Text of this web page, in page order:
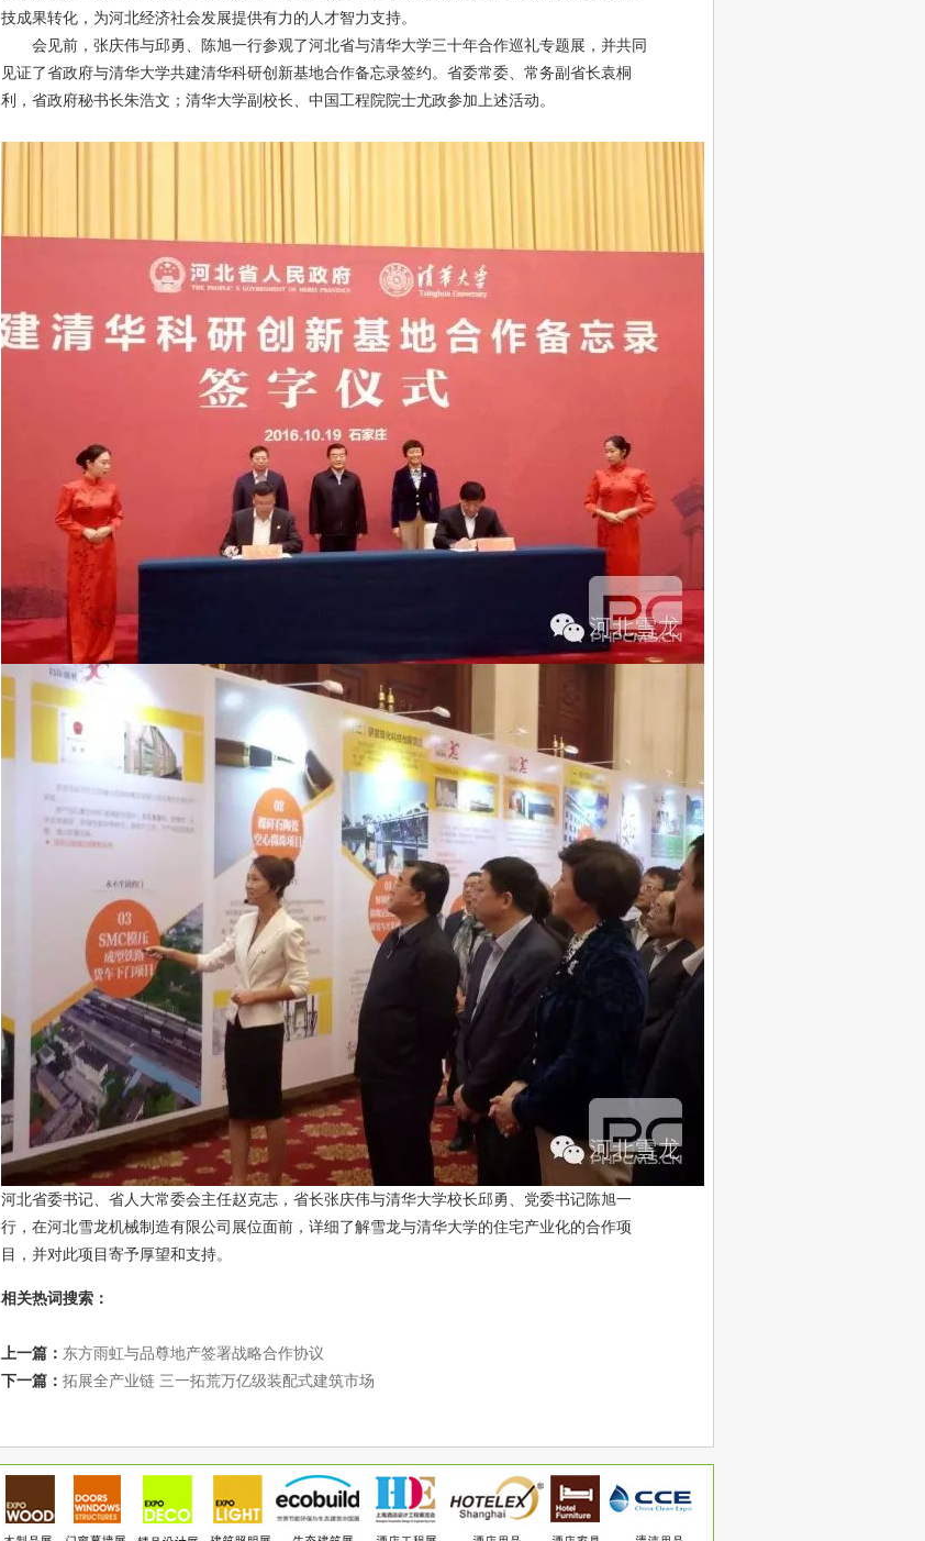
技成果转化，为河北经济社会发展提供有力的人才智力支持。
会见前，张庆伟与邱勇、陈旭一行参观了河北省与清华大学三十年合作巡礼专题展，并共同
见证了省政府与清华大学共建清华科研创新基地合作备忘录签约。省委常委、常务副省长袁桐
利，省政府秘书长朱浩文；清华大学副校长、中国工程院院士尤政参加上述活动。
河北省委书记、省人大常委会主任赵克志，省长张庆伟与清华大学校长邱勇、党委书记陈旭一
行，在河北雪龙机械制造有限公司展位面前，详细了解雪龙与清华大学的住宅产业化的合作项
目，并对此项目寄予厚望和支持。
相关热词搜索：
上一篇： 东方雨虹与品尊地产签署战略合作协议
下一篇： 拓展全产业链 三一拓荒万亿级装配式建筑市场